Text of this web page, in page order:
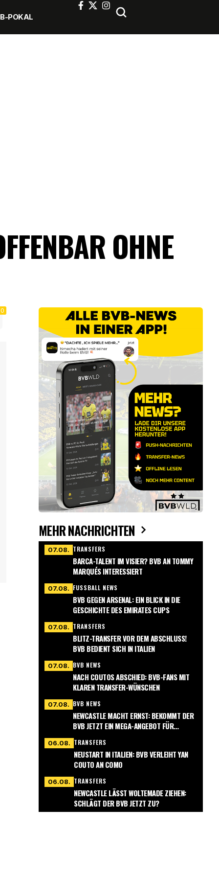
POKAL
OHNE
0
MEHR NACHRICHTEN
07.08. TRANSFERS
BARCA-TALENT IM VISIER? BVB AN TOMMY
MARQUÉS INTERESSIERT
07.08. FUSSBALL NEWS
BVB GEGEN ARSENAL: EIN BLICK IN DIE
GESCHICHTE DES EMIRATES CUPS
07.08. TRANSFERS
BLITZ-TRANSFER VOR DEM ABSCHLUSS!
BVB BEDIENT SICH IN ITALIEN
07.08. BVB NEWS
NACH COUTOS ABSCHIED: BVB-FANS MIT
KLAREN TRANSFER-WÜNSCHEN
07.08. BVB NEWS
NEWCASTLE MACHT ERNST: BEKOMMT DER
BVB JETZT EIN MEGA-ANGEBOT FÜR
NMECHA?
06.08. TRANSFERS
NEUSTART IN ITALIEN: BVB VERLEIHT YAN
COUTO AN COMO
06.08. TRANSFERS
NEWCASTLE LÄSST WOLTEMADE ZIEHEN:
SCHLÄGT DER BVB JETZT ZU?